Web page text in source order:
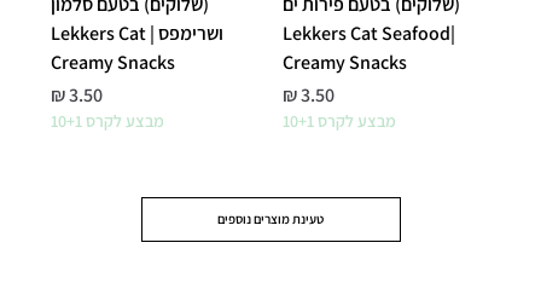
|Lekkers Cat Seafood
Creamy Snacks
מחיר
מבצע לקרס 10+1
ושרימפס | Lekkers Cat
Creamy Snacks
מחיר
מבצע לקרס 10+1
טעינת מוצרים נוספים